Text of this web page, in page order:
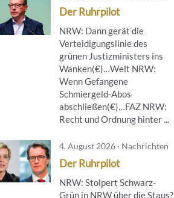
Der Ruhrpilot
NRW: Dann gerät die
Verteidigungslinie des
grünen Justizministers ins
Wanken(€)…Welt NRW:
Wenn Gefangene
Schmiergeld-Abos
abschließen(€)…FAZ NRW:
Recht und Ordnung hinter ...
4. August 2026 · Nachrichten
Der Ruhrpilot
NRW: Stolpert Schwarz-
Grün in NRW über die Staus?